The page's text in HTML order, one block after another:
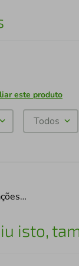
este produto
Todos
isto,